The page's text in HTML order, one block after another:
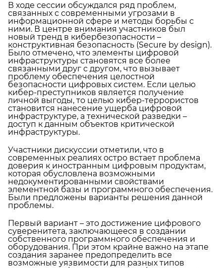
В ходе сессии обсуждался ряд проблем,
связанных с современными угрозами в
информационной сфере и методы борьбы с
ними. В центре внимания участников был
новый тренд в кибербезопасности –
конструктивная безопасность (Secure by design).
Было отмечено, что элементы цифровой
инфраструктуры становятся все более
связанными друг с другом, что вызывает
проблему обеспечения целостной
безопасности цифровых систем. Если целью
кибер-преступников является получение
личной выгоды, то целью кибер-террористов
становится нанесение ущерба цифровой
инфраструктуре, а технической разведки –
доступ к данным объектов критической
инфраструктуры.
Участники дискуссии отметили, что в
современных реалиях остро встает проблема
доверия к иностранным цифровым продуктам,
которая обусловлена возможными
недокументированными свойствами
элементной базы и программного обеспечения.
Были предложены варианты решения данной
проблемы.
Первый вариант – это достижение цифрового
суверенитета, заключающееся в создании
собственного программного обеспечения и
оборудования. При этом крайне важно на этапе
создания заранее предопределить все
возможные уязвимости для разных типов